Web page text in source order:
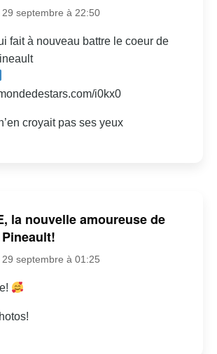
septembre à 22:50
fait à nouveau battre le coeur de
i0kx0
croyait pas ses yeux
la nouvelle amoureuse de
septembre à 01:25